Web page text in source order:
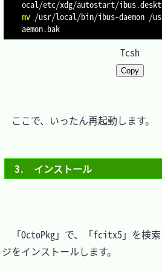
mv /usr/local/bin/ibus-daemon /
Tcsh
Copy
ここで、いったん再起動します。
3.　インストール
「OctoPkg」で、「fcitx5」を検
ジをインストールします。